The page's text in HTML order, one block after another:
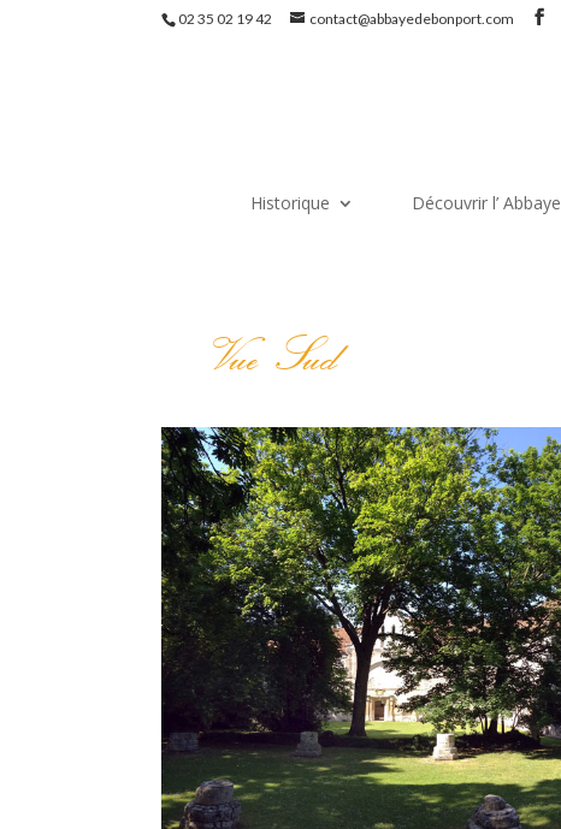
02 35 02 19 42 contact@abbayedebonport.com
Historique Découvrir l’ Abbaye
Vue Sud